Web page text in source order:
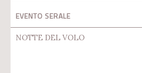
EVENTO SERALE
NOTTE DEL VOLO